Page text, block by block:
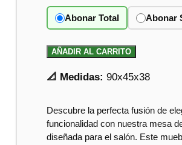
Abonar Total Abonar
AÑADIR AL CARRITO
📐 Medidas: 90x45x38
Descubre la perfecta fusión de
funcionalidad con nuestra mesa
diseñada para el salón. Este